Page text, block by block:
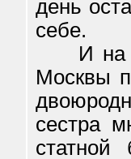
день
себе.
И на
Москвы
сестра